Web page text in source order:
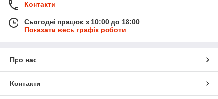
Контакти
Сьогодні працює з 10:00 до 18:00
Показати весь графік роботи
Про нас
Контакти